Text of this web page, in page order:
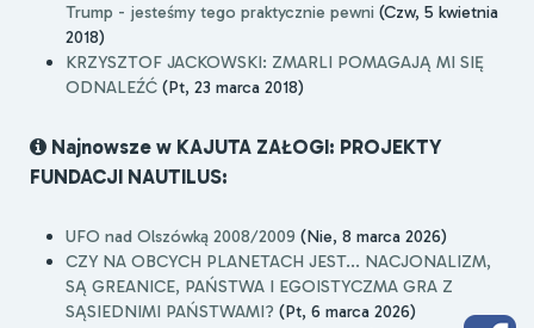
Trump - jesteśmy tego praktycznie pewni (Czw, 5 kwietnia
2018)
KRZYSZTOF JACKOWSKI: ZMARLI POMAGAJĄ MI SIĘ
ODNALEŹĆ (Pt, 23 marca 2018)
Najnowsze w KAJUTA ZAŁOGI: PROJEKTY
FUNDACJI NAUTILUS:
UFO nad Olszówką 2008/2009 (Nie, 8 marca 2026)
CZY NA OBCYCH PLANETACH JEST... NACJONALIZM,
SĄ GREANICE, PAŃSTWA I EGOISTYCZMA GRA Z
SĄSIEDNIMI PAŃSTWAMI? (Pt, 6 marca 2026)